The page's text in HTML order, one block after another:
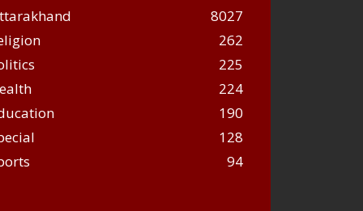
8027
262
225
224
190
128
94